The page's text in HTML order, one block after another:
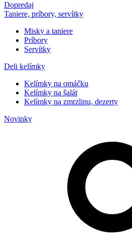
Dopredaj
Taniere, príbory, servítky
Misky a taniere
Príbory
Servítky
Deli kelímky
Kelímky na omáčku
Kelímky na šalát
Kelímky na zmrzlinu, dezerty
Novinky